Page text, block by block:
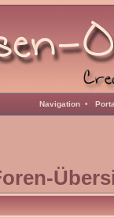
Navigation •